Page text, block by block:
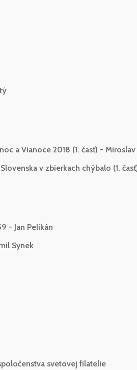
a Vianoce 2018 (1. časť) -
v zbierkach chýbalo (1.
- Jan Pelikán
Synek
svetovej filatelie